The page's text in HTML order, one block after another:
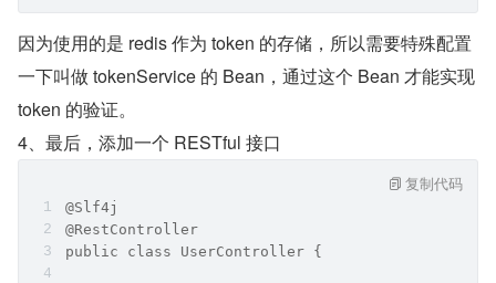
因为使用的是 redis 作为 token 的存储，所以需要特殊配置
一下叫做 tokenService 的 Bean，通过这个 Bean 才能实现
token 的验证。
4、最后，添加一个 RESTful 接口
@Slf4j
@RestController
public class UserController {
复制代码